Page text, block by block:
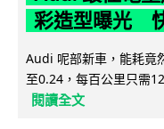
彩造型曝光
Audi 呢部新車，能耗竟
至0.24，每百公里只需
閱讀全文